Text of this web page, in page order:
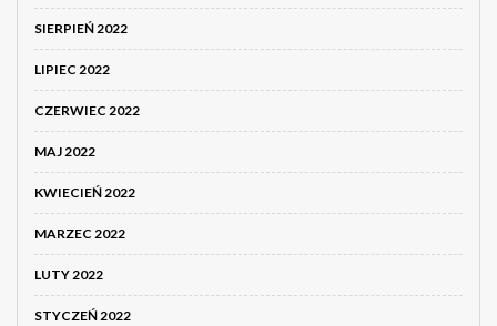
SIERPIEŃ 2022
LIPIEC 2022
CZERWIEC 2022
MAJ 2022
KWIECIEŃ 2022
MARZEC 2022
LUTY 2022
STYCZEŃ 2022